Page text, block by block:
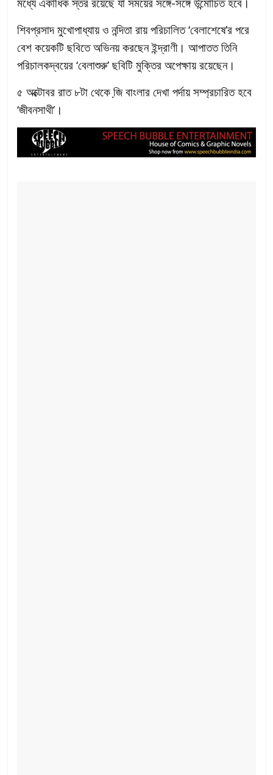
শিবপ্রসাদ মুখোপাধ্যায় ও নন্দিতা রায় পরিচালিত ‘বেলাশেষে’র পরে
বেশ কয়েকটি ছবিতে অভিনয় করছেন ইন্দ্রাণী। আপাতত তিনি
পরিচালকদ্বয়ের ‘বেলাশুরু’ ছবিটি মুক্তির অপেক্ষায় রয়েছেন।
৫ অক্টোবর রাত ৮টা থেকে জি় বাংলার দেখা পর্দায় সম্প্রচারিত হবে
‘জীবনসাথী’।